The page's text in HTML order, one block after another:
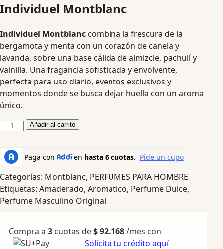
Individuel Montblanc
Individuel Montblanc combina la frescura de la
bergamota y menta con un corazón de canela y
lavanda, sobre una base cálida de almizcle, pachulí y
vainilla. Una fragancia sofisticada y envolvente,
perfecta para uso diario, eventos exclusivos y
momentos donde se busca dejar huella con un aroma
único.
Añadir al carrito
Categorías: Montblanc, PERFUMES PARA HOMBRE
Etiquetas: Amaderado, Aromatico, Perfume Dulce,
Perfume Masculino Original
Compra a 3 cuotas de$92.168/mes con
Solicita tu crédito aquí